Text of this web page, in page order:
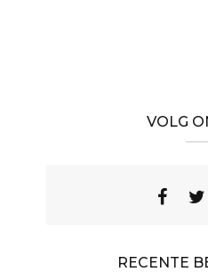
VOLG
RECENTE